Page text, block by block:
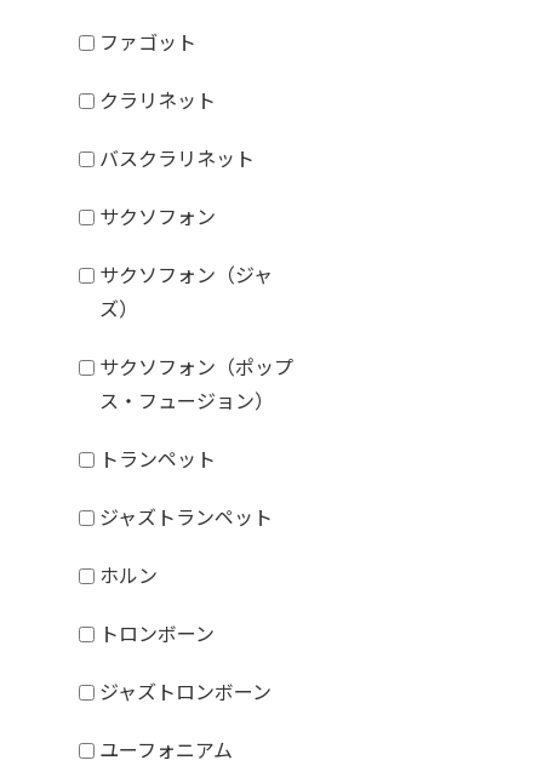
ファゴット
クラリネット
バスクラリネット
サクソフォン
サクソフォン（ジャ
ズ）
サクソフォン（ポップ
ス・フュージョン）
トランペット
ジャズトランペット
ホルン
トロンボーン
ジャズトロンボーン
ユーフォニアム